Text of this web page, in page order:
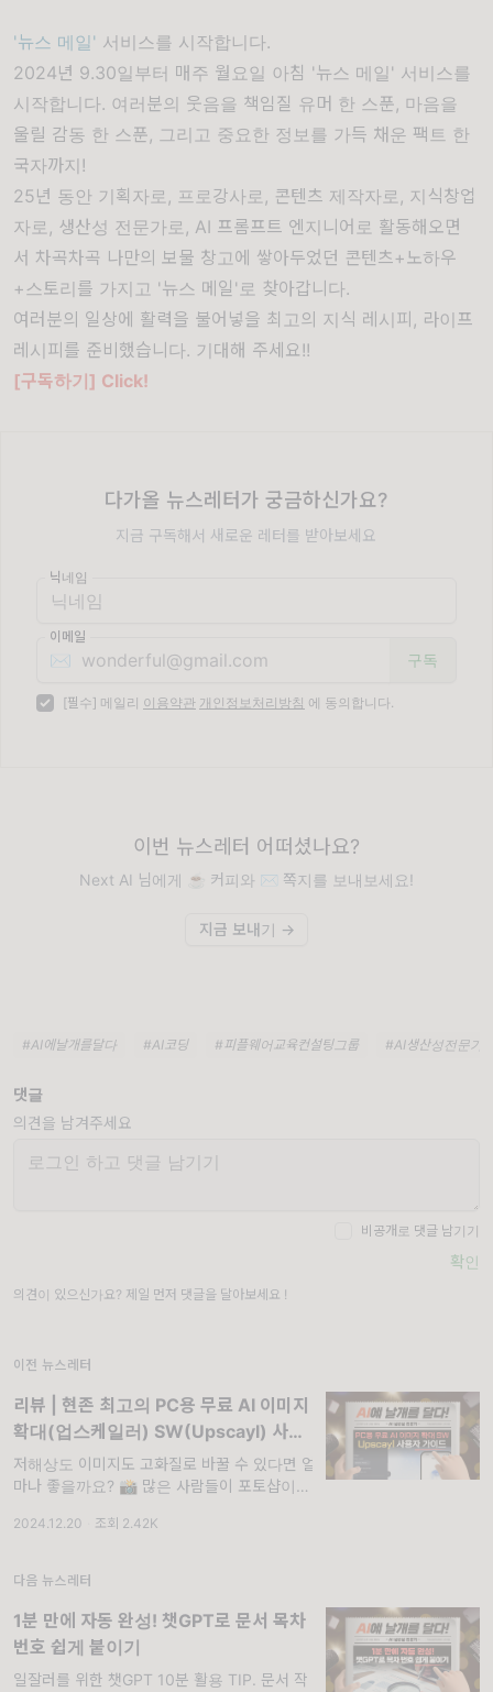
'뉴스 메일' 서비스를 시작합니다.
2024년 9.30일부터 매주 월요일 아침 '뉴스 메일' 서비스를
시작합니다. 여러분의 웃음을 책임질 유머 한 스푼, 마음을
울릴 감동 한 스푼, 그리고 중요한 정보를 가득 채운 팩트 한
국자까지!
25년 동안 기획자로, 프로강사로, 콘텐츠 제작자로, 지식창업
자로, 생산성 전문가로, AI 프롬프트 엔지니어로 활동해오면
서 차곡차곡 나만의 보물 창고에 쌓아두었던 콘텐츠+노하우
+스토리를 가지고 '뉴스 메일'로 찾아갑니다.
여러분의 일상에 활력을 불어넣을 최고의 지식 레시피, 라이프
레시피를 준비했습니다. 기대해 주세요!!
[구독하기] Click!
다가올 뉴스레터가 궁금하신가요?
지금 구독해서 새로운 레터를 받아보세요
닉네임
이메일
✉️
[필수] 메일리 이용약관 개인정보처리방침 에 동의합니다.
이번 뉴스레터 어떠셨나요?
Next AI 님에게 ☕️ 커피와 ✉️ 쪽지를 보내보세요!
지금 보내기 →
#AI에날개를달다 #AI코딩 #피플웨어교육컨설팅그룹 #AI생산성전문가
댓글
의견을 남겨주세요
비공개로 댓글 남기기
확인
의견이 있으신가요? 제일 먼저 댓글을 달아보세요 !
이전 뉴스레터
리뷰 | 현존 최고의 PC용 무료 AI 이미지
확대(업스케일러) SW(Upscayl) 사용
자 가이드
저해상도 이미지도 고화질로 바꿀 수 있다면 얼
마나 좋을까요? 📸 많은 사람들이 포토샵이나
도 가능합니다! 바로 오늘 소개할 'Upscayl'이
바꿀 수 있다면? 📢 저해상도 이미지도 고화질
2024.12.20 조회 2.42K
다음 뉴스레터
1분 만에 자동 완성! 챗GPT로 문서 목차
번호 쉽게 붙이기
일잘러를 위한 챗GPT 10분 활용 TIP. 문서 작